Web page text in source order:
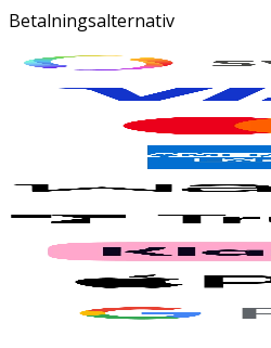
Betalningsalternativ